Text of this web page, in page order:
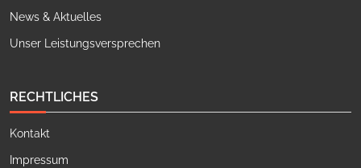
News & Aktuelles
Unser Leistungsversprechen
RECHTLICHES
Kontakt
Impressum